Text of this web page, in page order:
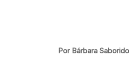
Por Bárbara Saborido